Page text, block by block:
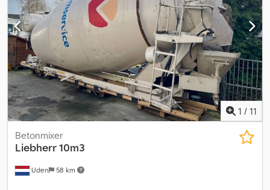
Toepassingsmateriaal: Beton As 1: Bandenmaat: 385/65 R22.5;
Remmen: trommelremmen; Vering: bladvering As 2: Bandenmaat:
385/65 R22.5; Vering: bladvering As 4: Bandenmaat: 315/80 R22.5;
Vering: bladvering Ledig gewicht: 22.185 kg Laadvermogen: 11.815
kg Dkodpfx Aeynnw Eoipor GVW: 34.000 kg
1 / 11
Uden 58 km
Betonmixer
Liebherr10m3